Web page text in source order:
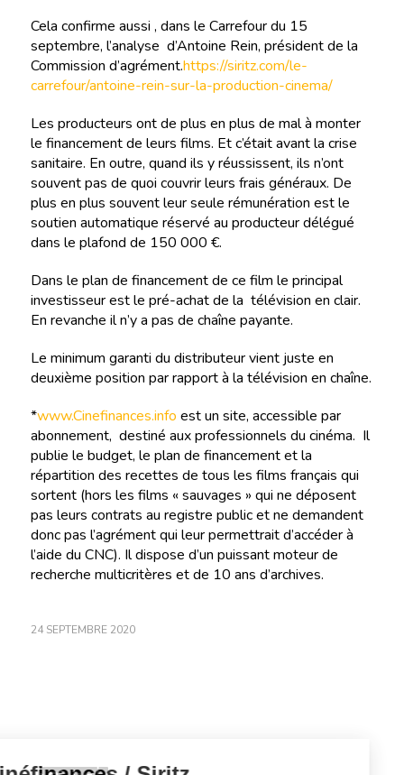
Cela confirme aussi , dans le Carrefour du 15
septembre, l’analyse d’Antoine Rein, président de la
Commission d’agrément.https://siritz.com/le-
carrefour/antoine-rein-sur-la-production-cinema/
Les producteurs ont de plus en plus de mal à monter
le financement de leurs films. Et c’était avant la crise
sanitaire. En outre, quand ils y réussissent, ils n’ont
souvent pas de quoi couvrir leurs frais généraux. De
plus en plus souvent leur seule rémunération est le
soutien automatique réservé au producteur délégué
dans le plafond de 150 000 €.
Dans le plan de financement de ce film le principal
investisseur est le pré-achat de la télévision en clair.
En revanche il n’y a pas de chaîne payante.
Le minimum garanti du distributeur vient juste en
deuxième position par rapport à la télévision en chaîne.
*www.Cinefinances.info est un site, accessible par
abonnement, destiné aux professionnels du cinéma. Il
publie le budget, le plan de financement et la
répartition des recettes de tous les films français qui
sortent (hors les films « sauvages » qui ne déposent
pas leurs contrats au registre public et ne demandent
donc pas l’agrément qui leur permettrait d’accéder à
l’aide du CNC). Il dispose d’un puissant moteur de
recherche multicritères et de 10 ans d’archives.
24 SEPTEMBRE 2020